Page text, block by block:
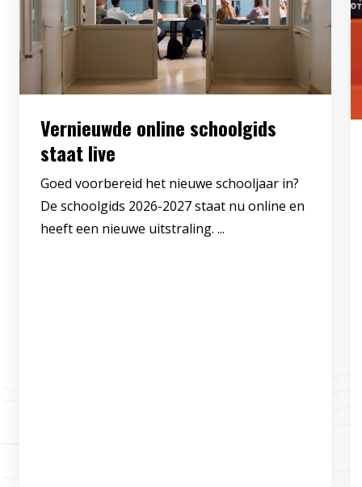
Vernieuwde online schoolgids
staat live
Goed voorbereid het nieuwe schooljaar in?
De schoolgids 2026-2027 staat nu online en
heeft een nieuwe uitstraling. ...